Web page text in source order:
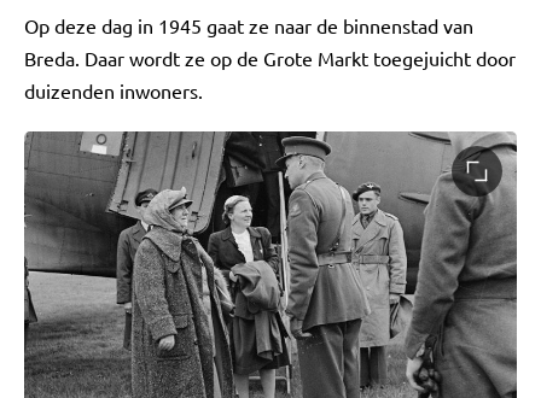
Op deze dag in 1945 gaat ze naar de binnenstad van
Breda. Daar wordt ze op de Grote Markt toegejuicht door
duizenden inwoners.